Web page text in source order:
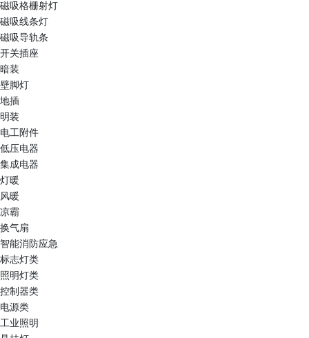
磁吸格栅射灯
磁吸线条灯
磁吸导轨条
开关插座
暗装
壁脚灯
地插
明装
电工附件
低压电器
集成电器
灯暖
风暖
凉霸
换气扇
智能消防应急
标志灯类
照明灯类
控制器类
电源类
工业照明